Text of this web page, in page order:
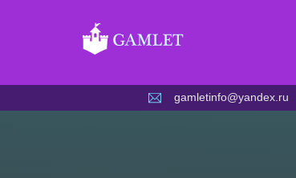
gamletinfo@yandex.ru